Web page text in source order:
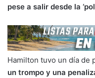
pese a salir desde la
Hamilton tuvo un día de
un trompo y una